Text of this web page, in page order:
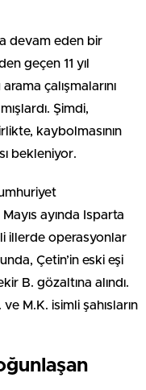
devam eden bir
geçen 11 yıl
çalışmalarını
Şimdi,
kaybolmasının
bekleniyor.
Mayıs ayında Isparta
illerde operasyonlar
Çetin’in eski eşi
B. gözaltına alındı.
M.K. isimli şahısların